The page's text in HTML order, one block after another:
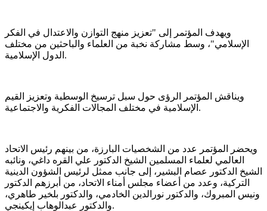
ويهدف المؤتمر إلى "تعزيز منهج التوازن والاعتدال في الفكر
الإسلامي"، وسط مشاركة نخبة من العلماء والباحثين من مختلف
الدول الإسلامية.
ويناقش المؤتمر الرؤى حول سبل ترسيخ الوسطية وتعزيز القيم
الإسلامية في مختلف المجالات الفكرية والاجتماعية.
ويحضر المؤتمر عدد من الشخصيات البارزة، من بينهم رئيس الاتحاد
العالمي لعلماء المسلمين الشيخ الدكتور علي القره داغي، ونائبه
الشيخ الدكتور عصام البشير، إلى جانب ممثل لرئيس الشؤون الدينية
التركية، وعدد من أعضاء مجلس أمناء الاتحاد، من أبرزهم الدكتور
ونيس المبروك، والدكتور نورالدين الخادمي، والدكتور بلخير طاهري،
والدكتور عبدالوهاب إيكينجي.